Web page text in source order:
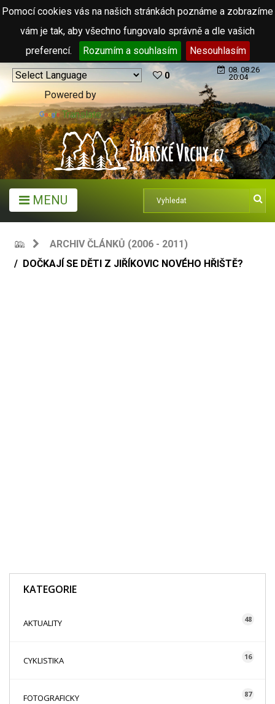
Pomocí cookies vás na našich stránkách poznáme a zobrazíme
vám je tak, aby všechno fungovalo správně a dle vašich
preferencí.
Rozumím a souhlasím Nesouhlasím
Powered by
Translate
0
08. 08.26
20:04
MENU
ARCHIV ČLÁNKŮ (2006 - 2011)
DOČKAJÍ SE DĚTI Z JIŘÍKOVIC NOVÉHO HŘIŠTĚ?
KATEGORIE
AKTUALITY 48
CYKLISTIKA 16
FOTOGRAFICKY 87